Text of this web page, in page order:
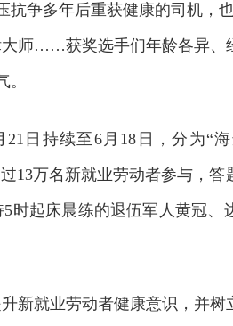
争多年后重获健康的司机，
师……获奖选手们年龄各异、
日持续至6月18日，分为“
13万名新就业劳动者参与，
时起床晨练的退伍军人黄冠、
新就业劳动者健康意识，并